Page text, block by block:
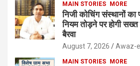
MAIN STORIES MORE
निजी कोचिंग संस्थानों का
नियम तोड़ने पर होगी सख्त
बैरवा
August 7, 2026 Awaz-
MAIN STORIES MORE